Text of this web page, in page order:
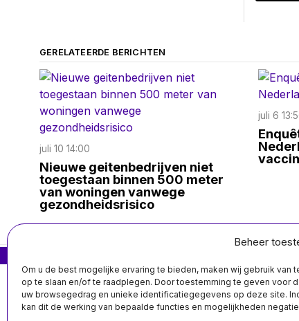
Beheer
Om u de best mogelijke ervaring te bieden, maken wij gebruik
op te slaan en/of te raadplegen. Door toestemming te geven voor
uw browsegedrag en unieke identificatiegegevens op deze site.
kan dit de werking van bepaalde functies en mogelijkheden
GERELATEERDE BERICHTEN
juli 10 14:00
Nieuwe geitenbedrijven niet
toegestaan binnen 500 meter
van woningen vanwege
gezondheidsrisico
juli 6
Derde explosie in
een week tijd aan
de Jan